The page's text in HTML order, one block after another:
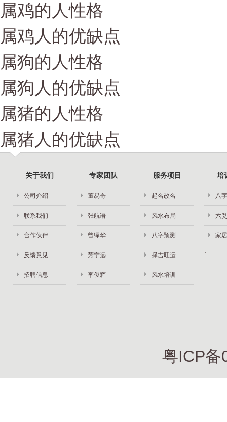
属鸡的人性格
属鸡人的优缺点
属狗的人性格
属狗人的优缺点
属猪的人性格
属猪人的优缺点
关于我们
公司介绍
联系我们
合作伙伴
反馈意见
招聘信息
专家团队
董易奇
张航语
曾绎华
芳宁远
李俊辉
服务项目
起名改名
风水布局
八字预测
择吉旺运
风水培训
培
八
六
家
粤ICP备